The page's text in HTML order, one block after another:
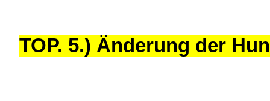
TOP. 5.) Änderung der